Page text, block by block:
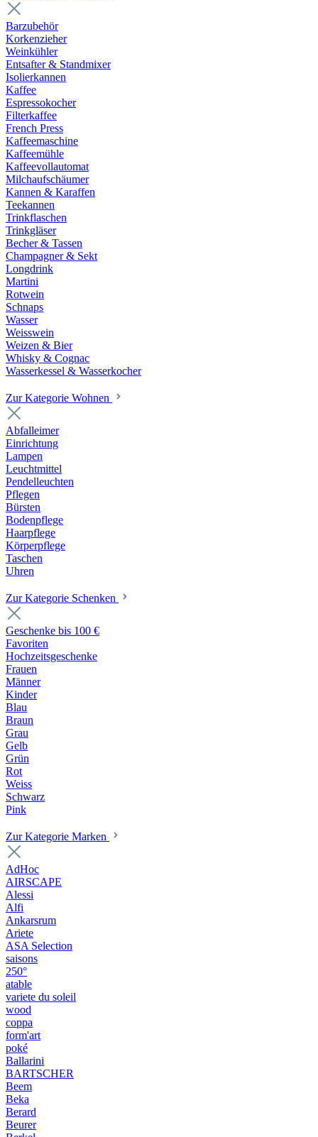
Barzubehör
Korkenzieher
Weinkühler
Entsafter & Standmixer
Isolierkannen
Kaffee
Espressokocher
Filterkaffee
French Press
Kaffeemaschine
Kaffeemühle
Kaffeevollautomat
Milchaufschäumer
Kannen & Karaffen
Teekannen
Trinkflaschen
Trinkgläser
Becher & Tassen
Champagner & Sekt
Longdrink
Martini
Rotwein
Schnaps
Wasser
Weisswein
Weizen & Bier
Whisky & Cognac
Wasserkessel & Wasserkocher
Zur Kategorie Wohnen
Abfalleimer
Einrichtung
Lampen
Leuchtmittel
Pendelleuchten
Pflegen
Bürsten
Bodenpflege
Haarpflege
Körperpflege
Taschen
Uhren
Zur Kategorie Schenken
Geschenke bis 100 €
Favoriten
Hochzeitsgeschenke
Frauen
Männer
Kinder
Blau
Braun
Grau
Gelb
Grün
Rot
Weiss
Schwarz
Pink
Zur Kategorie Marken
AdHoc
AIRSCAPE
Alessi
Alfi
Ankarsrum
Ariete
ASA Selection
saisons
250°
atable
variete du soleil
wood
coppa
form'art
poké
Ballarini
BARTSCHER
Beem
Beka
Berard
Beurer